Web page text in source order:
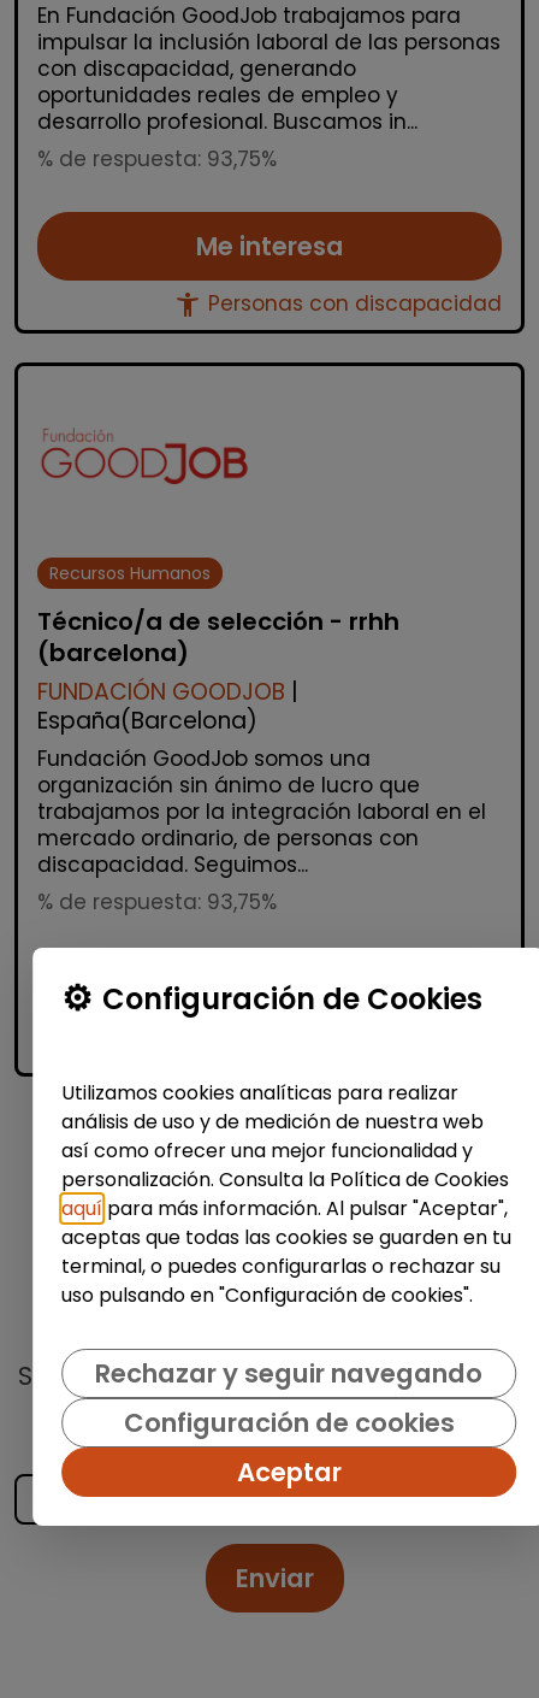
En Fundación GoodJob trabajamos para
impulsar la inclusión laboral de las personas
con discapacidad, generando
oportunidades reales de empleo y
desarrollo profesional. Buscamos in...
% de respuesta: 93,75%
Me interesa
accessibility_new Personas con discapacidad
Recursos Humanos
Técnico/a de selección - rrhh
(barcelona)
FUNDACIÓN GOODJOB
España(Barcelona)
Fundación GoodJob somos una
organización sin ánimo de lucro que
trabajamos por la integración laboral en el
mercado ordinario, de personas con
discapacidad. Seguimos...
% de respuesta: 93,75%
Me interesa
1
Suscríbete a nuestroboletín semanal
y
recibe las últimas ofertas y noticias
publicadas
Enviar
Configuración de Cookies
Utilizamos cookies analíticas para realizar
análisis de uso y de medición de nuestra web
así como ofrecer una mejor funcionalidad y
personalización. Consulta la Política de Cookies
aquí para más información. Al pulsar "Aceptar",
aceptas que todas las cookies se guarden en tu
terminal, o puedes configurarlas o rechazar su
uso pulsando en "Configuración de cookies".
Rechazar y seguir navegando
Configuración de cookies
Aceptar